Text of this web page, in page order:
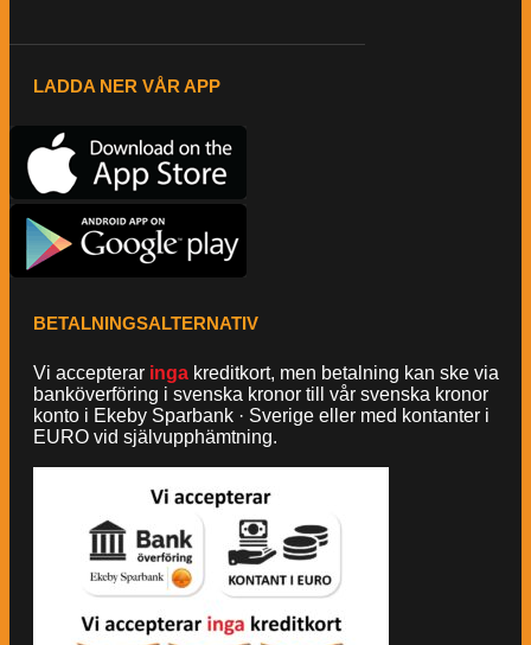
LADDA NER VÅR APP
BETALNINGSALTERNATIV
Vi accepterar inga kreditkort, men betalning kan ske via
banköverföring i svenska kronor till vår svenska kronor
konto i Ekeby Sparbank · Sverige eller med kontanter i
EURO vid självupphämtning.